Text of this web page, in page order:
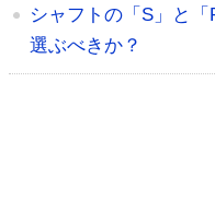
シャフトの「S」と
選ぶべきか？